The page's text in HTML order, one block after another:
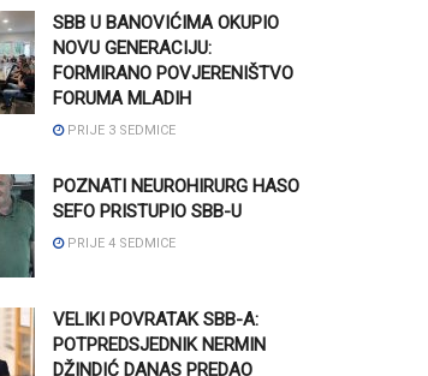
SBB U BANOVIĆIMA OKUPIO
NOVU GENERACIJU:
FORMIRANO POVJERENIŠTVO
FORUMA MLADIH
PRIJE 3 SEDMICE
POZNATI NEUROHIRURG HASO
SEFO PRISTUPIO SBB-U
PRIJE 4 SEDMICE
VELIKI POVRATAK SBB-A:
POTPREDSJEDNIK NERMIN
DŽINDIĆ DANAS PREDAO